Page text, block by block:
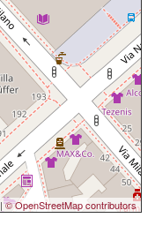
|© OpenStreetMap contributors